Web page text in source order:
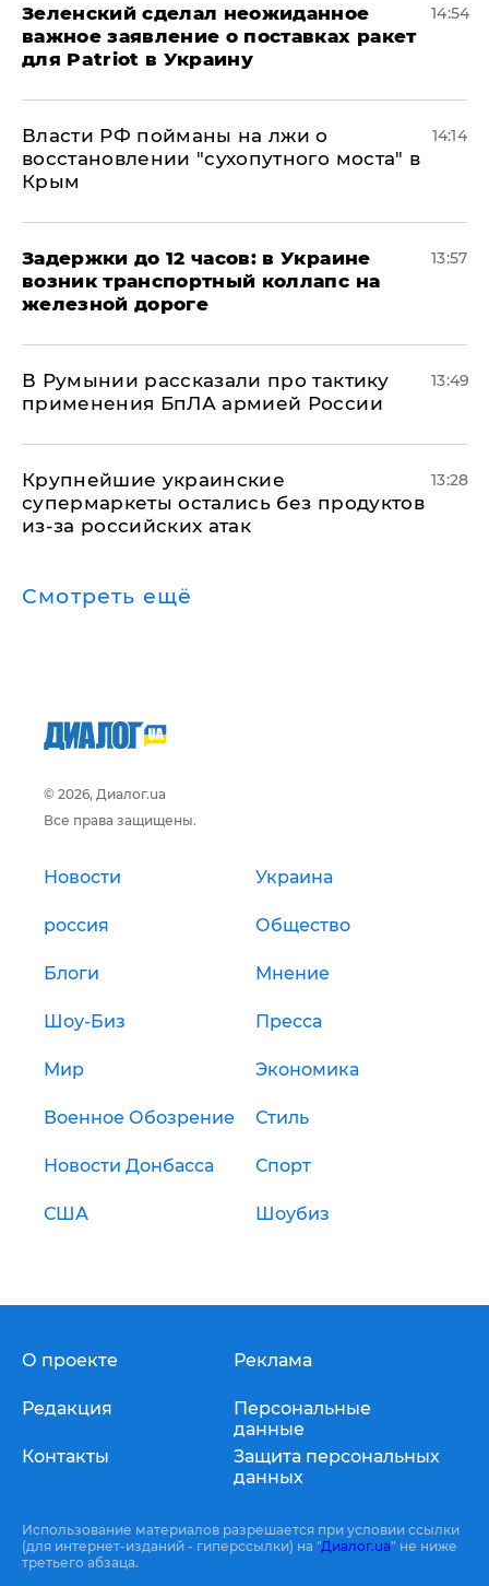
Зеленский сделал неожиданное
важное заявление о поставках ракет
для Patriot в Украину
14:54
Власти РФ пойманы на лжи о
восстановлении "сухопутного моста" в
Крым
14:14
Задержки до 12 часов: в Украине
возник транспортный коллапс на
железной дороге
13:57
В Румынии рассказали про тактику
применения БпЛА армией России
13:49
Крупнейшие украинские
супермаркеты остались без продуктов
из-за российских атак
13:28
Смотреть ещё
© 2026, Диалог.ua
Все права защищены.
Новости Украина
россия Общество
Блоги Мнение
Шоу-Биз Пресса
Мир Экономика
Военное Обозрение Стиль
Новости Донбасса Спорт
США Шоубиз
О проекте
Редакция
Контакты
Реклама
Персональные
данные
Защита персональных
данных
Использование материалов разрешается при условии ссылки
(для интернет-изданий - гиперссылки) на "Диалог.ua" не ниже
третьего абзаца.